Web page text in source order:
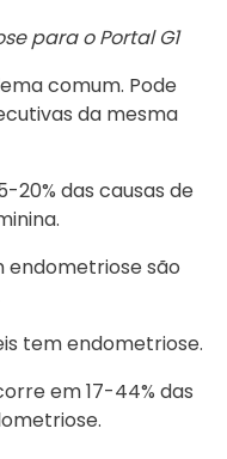
para o Portal G1
comum. Pode
da mesma
20% das causas de
endometriose são
tem endometriose.
em 17-44% das